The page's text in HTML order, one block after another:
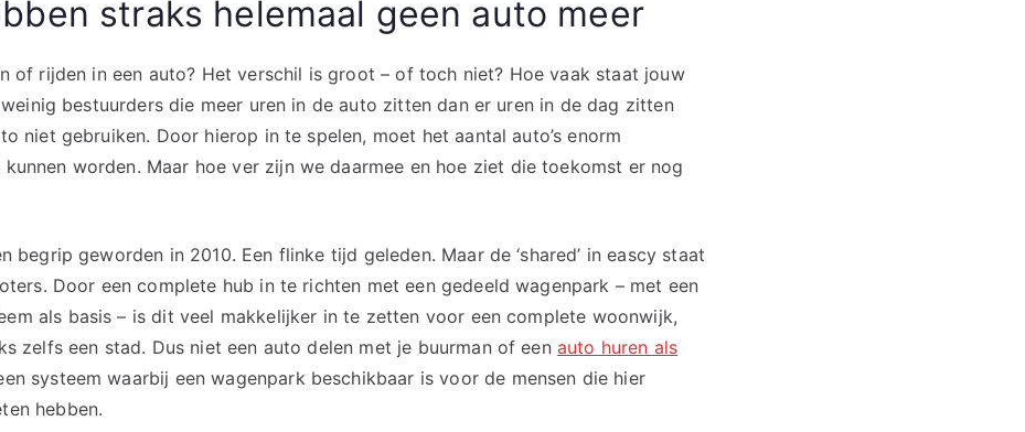
straks helemaal geen auto meer
of rijden in een auto? Het verschil is groot – of toch niet? Hoe vaak staat jouw
bestuurders die meer uren in de auto zitten dan er uren in de dag zitten
niet gebruiken. Door hierop in te spelen, moet het aantal auto’s enorm
worden. Maar hoe ver zijn we daarmee en hoe ziet die toekomst er nog
begrip geworden in 2010. Een flinke tijd geleden. Maar de ‘shared’ in eascy staat
Door een complete hub in te richten met een gedeeld wagenpark – met een
als basis – is dit veel makkelijker in te zetten voor een complete woonwijk,
zelfs een stad. Dus niet een auto delen met je buurman of een auto huren als
systeem waarbij een wagenpark beschikbaar is voor de mensen die hier
hebben.